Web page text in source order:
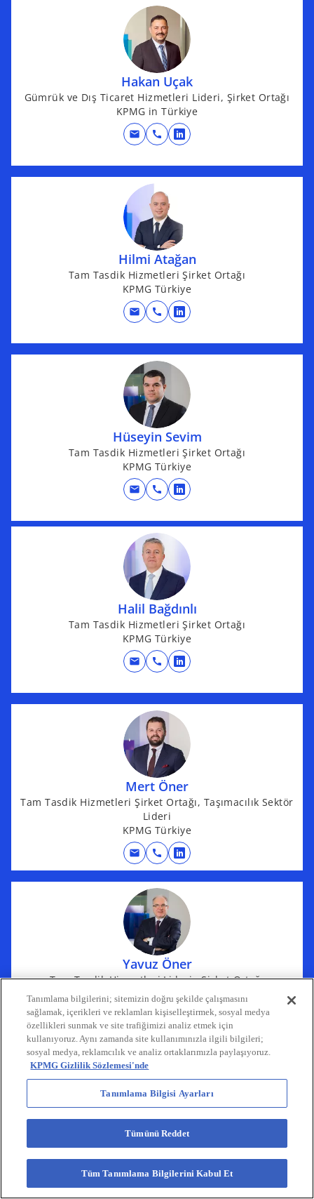
b
e
n
s
i
n
a
n
e
w
t
a
Hakan Uçak
Gümrük ve Dış Ticaret Hizmetleri Lideri, Şirket Ortağı
KPMG in Türkiye
mail call
o
e
i
n
a
n
e
w
t
a
Hilmi Atağan
Tam Tasdik Hizmetleri Şirket Ortağı
KPMG Türkiye
mail call
o
e
n
i
n
a
n
e
w
t
a
b
Hüseyin Sevim
Tam Tasdik Hizmetleri Şirket Ortağı
KPMG Türkiye
mail call
o
e
n
i
n
a
n
e
w
b
Halil Bağdınlı
Tam Tasdik Hizmetleri Şirket Ortağı
KPMG Türkiye
mail call
o
e
n
i
n
a
n
w
t
a
Mert Öner
Tam Tasdik Hizmetleri Şirket Ortağı, Taşımacılık Sektör
Lideri
KPMG Türkiye
mail call
o
e
s
i
n
a
n
e
w
t
b
Yavuz Öner
Tam Tasdik Hizmetleri Lideri , Şirket Ortağı
KPMG Türkiye
mail call
o
p
e
s
i
a
n
e
w
Nazem Öncel
Muhasebe ve Mali Müşavirlik Hizmetleri, Şirket Ortağı
KPMG Türkiye
Tanımlama bilgilerini; sitemizin doğru şekilde çalışmasını
sağlamak, içerikleri ve reklamları kişiselleştirmek, sosyal medya
özellikleri sunmak ve site trafiğimizi analiz etmek için
kullanıyoruz. Aynı zamanda site kullanımınızla ilgili bilgileri;
sosyal medya, reklamcılık ve analiz ortaklarımızla paylaşıyoruz.
KPMG Gizlilik Sözlemesi'nde
Tanımlama Bilgisi Ayarları
Tümünü Reddet
Tüm Tanımlama Bilgilerini Kabul Et